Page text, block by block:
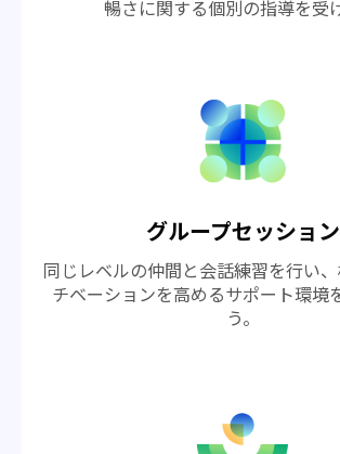
暢さに関する個別の指導を受
グループセッション
同じレベルの仲間と会話練習を行い
チベーションを高めるサポート環境
う。